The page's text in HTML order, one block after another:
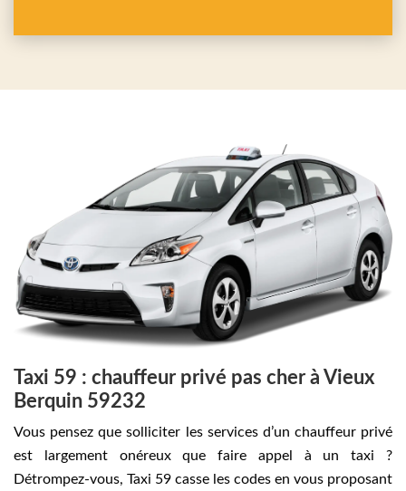
Taxi 59 : chauffeur privé pas cher à Vieux
Berquin 59232
Vous pensez que solliciter les services d’un chauffeur privé
est largement onéreux que faire appel à un taxi ?
Détrompez-vous, Taxi 59 casse les codes en vous proposant